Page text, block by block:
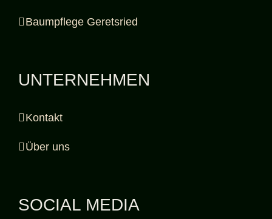
Baumpflege Geretsried
UNTERNEHMEN
Kontakt
Über uns
SOCIAL MEDIA